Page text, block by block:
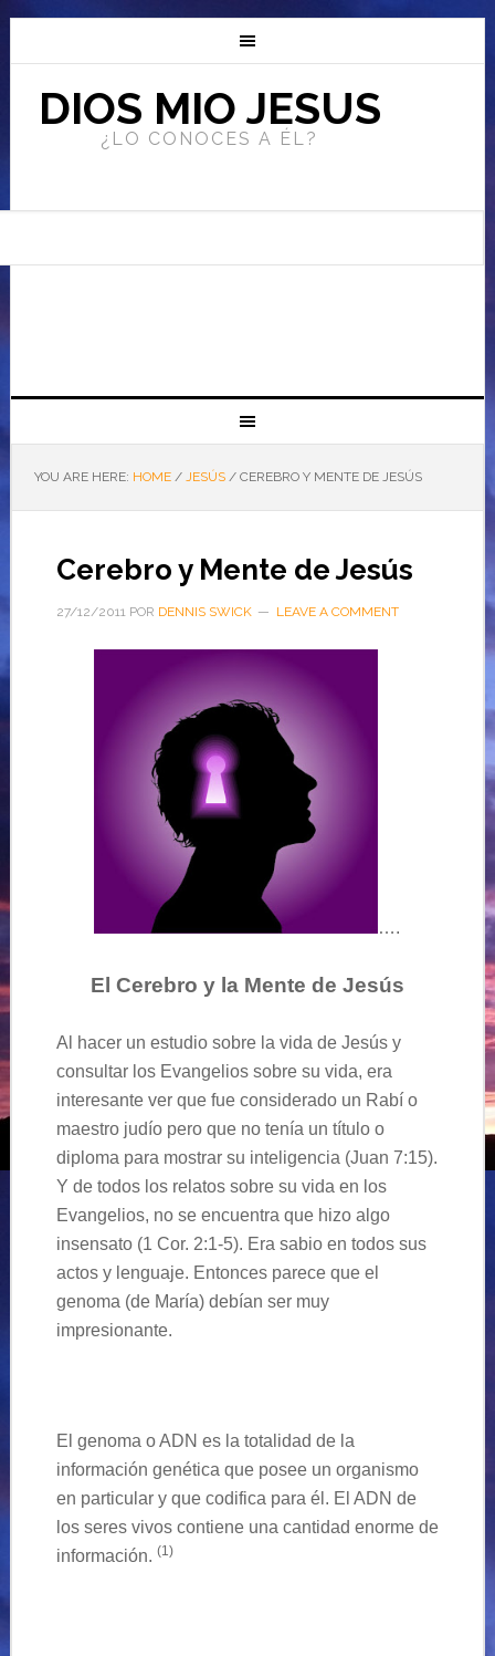
DIOS MIO JESUS
¿LO CONOCES A ÉL?
YOU ARE HERE: HOME / JESÚS /CEREBRO Y MENTE DE JESÚS
Cerebro y Mente de Jesús
27/12/2011POR DENNIS SWICK LEAVE A COMMENT
….
El Cerebro y la Mente de Jesús
Al hacer un estudio sobre la vida de Jesús y
consultar los Evangelios sobre su vida, era
interesante ver que fue considerado un Rabí o
maestro judío pero que no tenía un título o
diploma para mostrar su inteligencia (Juan 7:15).
Y de todos los relatos sobre su vida en los
Evangelios, no se encuentra que hizo algo
insensato (1 Cor. 2:1-5). Era sabio en todos sus
actos y lenguaje. Entonces parece que el
genoma (de María)debían ser muy
impresionante.
El genoma o ADN es la totalidad de la
información genética que posee un organismo
en particular y que codifica para él. El ADN de
los seres vivos contiene una cantidad enorme de
información. (1)